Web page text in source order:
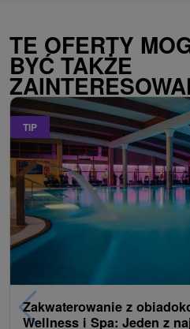
TE OFERTY
BYĆ TAKŻE
TIP
Zakwaterowanie z
Wellness i Spa: Jeden z